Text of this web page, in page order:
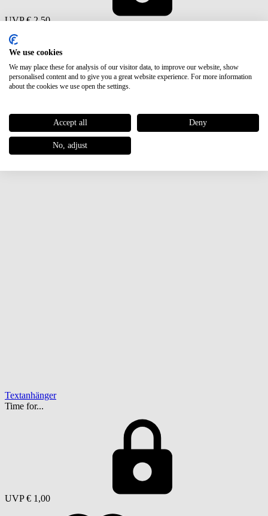
UVP € 2,50
Textanhänger
Time for...
UVP € 1,00
We use cookies
We may place these for analysis of our visitor data, to improve our website, show
personalised content and to give you a great website experience. For more information
about the cookies we use open the settings.
Accept all Deny
No, adjust